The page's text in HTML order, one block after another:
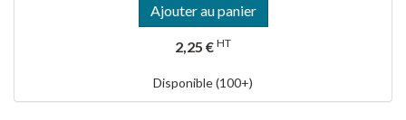
Ajouter au panier
2,25 € HT
Disponible (100+)